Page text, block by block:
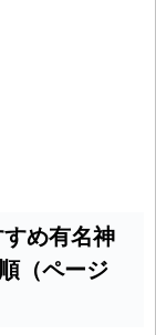
め有名神
（ページ